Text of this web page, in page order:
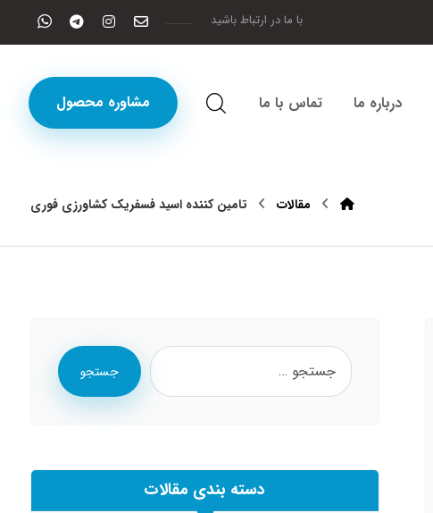
با ما در ارتباط باشید
مشاوره محصول درباره ما تماس با ما
مقالات تامین کننده اسید فسفریک کشاورزی فوری
جستجو
دسته بندی مقالات